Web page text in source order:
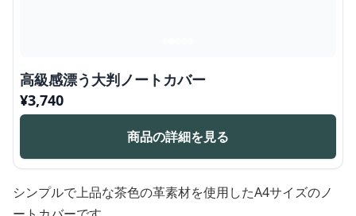
高級感漂う大判ノートカバー
¥3,740
商品の詳細を見る
シンプルで上品な茶色の革素材を使用したA4サイズのノ